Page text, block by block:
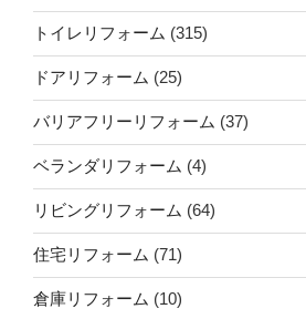
トイレリフォーム (315)
ドアリフォーム (25)
バリアフリーリフォーム (37)
ベランダリフォーム (4)
リビングリフォーム (64)
住宅リフォーム (71)
倉庫リフォーム (10)